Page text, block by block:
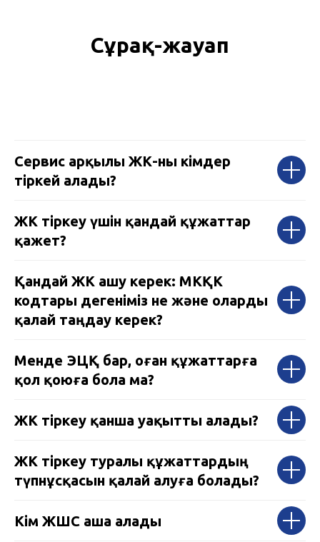
Сұрақ-жауап
Сервис арқылы ЖК-ны кімдер
тіркей алады?
ЖК тіркеу үшін қандай құжаттар
қажет?
Қандай ЖК ашу керек: МКҚК
кодтары дегеніміз не және оларды
қалай таңдау керек?
Менде ЭЦҚ бар, оған құжаттарға
қол қоюға бола ма?
ЖК тіркеу қанша уақытты алады?
ЖК тіркеу туралы құжаттардың
түпнұсқасын қалай алуға болады?
Кім ЖШС аша алады